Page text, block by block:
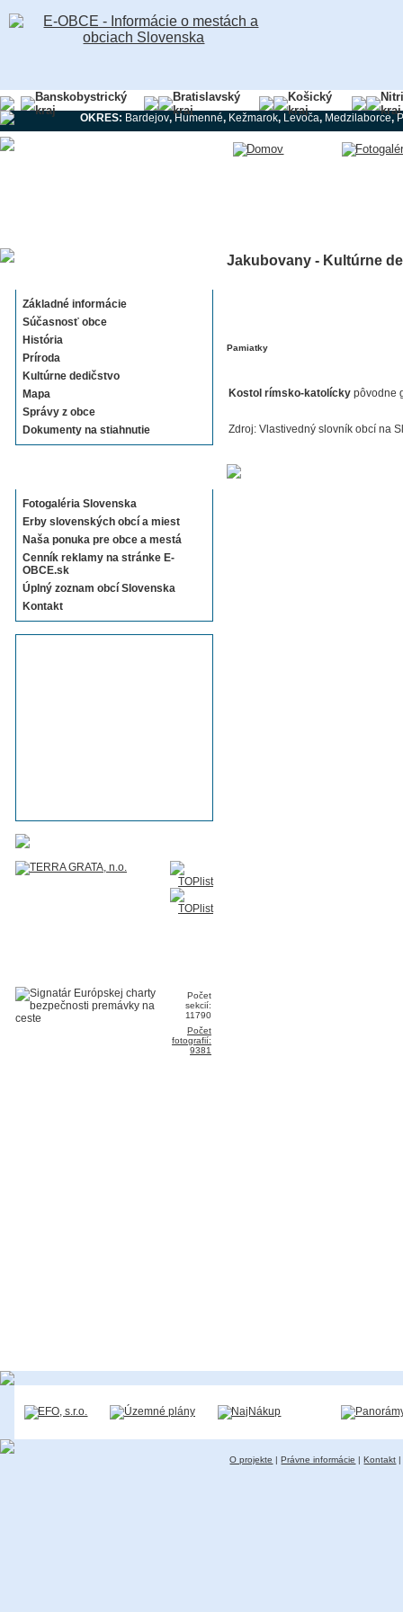
Banskobystrický
kraj
Bratislavský
kraj
Košický
kraj
kraj
OKRES: Bardejov,Humenné, Kežmarok, Levoča, Medzilaborce,
Základné informácie
Súčasnosť obce
História
Príroda
Kultúrne dedičstvo
Mapa
Správy z obce
Dokumenty na stiahnutie
Fotogaléria Slovenska
Erby slovenských obcí a miest
Naša ponuka pre obce a mestá
Cenník reklamy na stránke E-
OBCE.sk
Úplný zoznam obcí Slovenska
Kontakt
Počet
sekcií:
11790
Počet
fotografií:
9381
Jakubovany - Kultúrne
Pamiatky
Kostol rímsko-katolícky pôvodne
Zdroj: Vlastivedný slovník obcí na
O projekte |Právne informácie |Kontakt